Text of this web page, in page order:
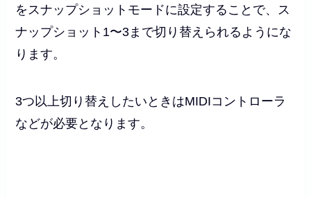
をスナップショットモードに設定することで、ス
ナップショット1〜3まで切り替えられるようにな
ります。
3つ以上切り替えしたいときはMIDIコントローラ
などが必要となります。